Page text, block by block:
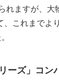
れますが、大
、これまでよ
ーズ」コン